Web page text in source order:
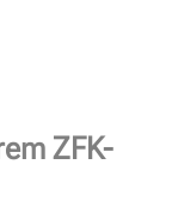
ZFK-